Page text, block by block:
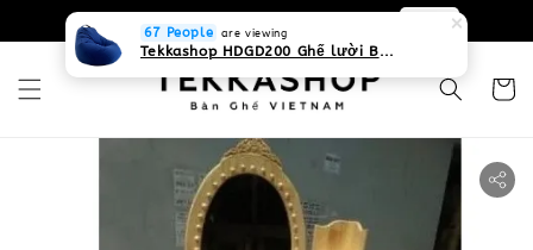
0931268840 Liên hệ với chúng tôi
67 People are viewing
Tekkashop HDGD200 Ghế lười Beanbag form truyền thống, chất liệu Olefin canvas kháng nước, màu xanh biển, có thể sử dụng trong nhà và cả ngoài trời, có quai xách